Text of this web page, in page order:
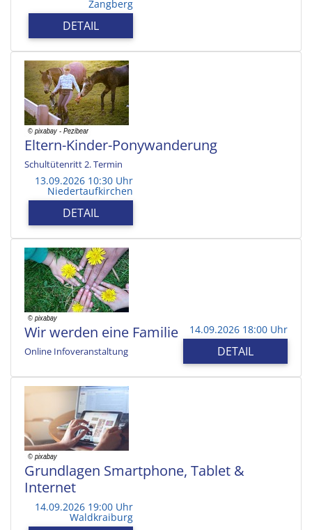
Zangberg
DETAIL
Eltern-Kinder-Ponywanderung
Schultütenritt 2. Termin
13.09.2026 10:30 Uhr
Niedertaufkirchen
DETAIL
Wir werden eine Familie
Online Infoveranstaltung
14.09.2026 18:00 Uhr
DETAIL
Grundlagen Smartphone, Tablet &
Internet
14.09.2026 19:00 Uhr
Waldkraiburg